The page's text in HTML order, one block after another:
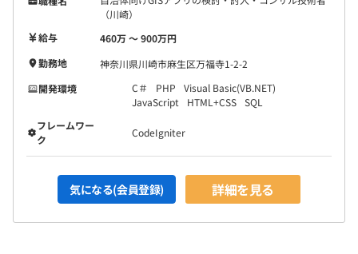
（川崎）
給与
460万 〜 900万円
勤務地
神奈川県川崎市麻生区万福寺1-2-2
開発環境
C＃ PHP
Visual Basic(VB.NET)
JavaScript
HTML+CSS SQL
フレームワー
ク
CodeIgniter
気になる(会員登録) 詳細を見る